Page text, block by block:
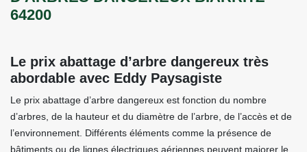
64200
Le prix abattage d’arbre dangereux très
abordable avec Eddy Paysagiste
Le prix abattage d’arbre dangereux est fonction du nombre
d’arbres, de la hauteur et du diamètre de l’arbre, de l’accès et de
l’environnement. Différents éléments comme la présence de
bâtiments ou de lignes électriques aériennes peuvent majorer le